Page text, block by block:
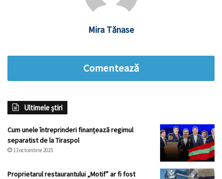
Mira Tănase
Comentează
Ultimele știri
Cum unele întreprinderi finanțează regimul
separatist de la Tiraspol
13 octombrie 2025
Proprietarul restaurantului „Motif” ar fi fost